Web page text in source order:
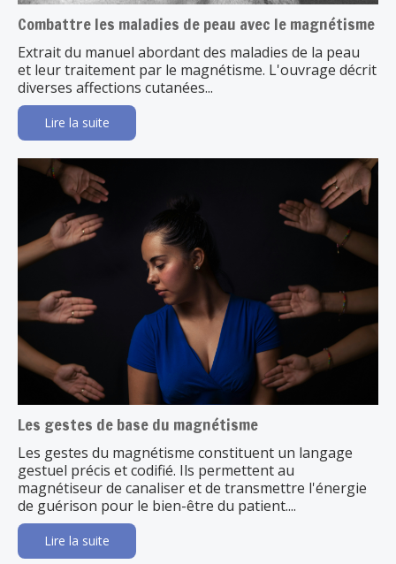
Combattre les maladies de peau avec le magnétisme
Extrait du manuel abordant des maladies de la peau
et leur traitement par le magnétisme. L'ouvrage décrit
diverses affections cutanées...
Lire la suite
Les gestes de base du magnétisme
Les gestes du magnétisme constituent un langage
gestuel précis et codifié. Ils permettent au
magnétiseur de canaliser et de transmettre l'énergie
de guérison pour le bien-être du patient....
Lire la suite